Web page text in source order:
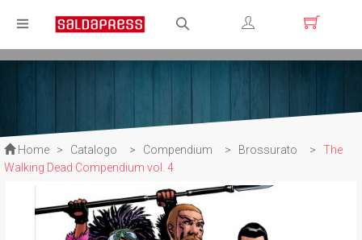
Registrati
Home > Catalogo > Compendium > Brossurato >
The
Walking Dead Compendium vol. 4